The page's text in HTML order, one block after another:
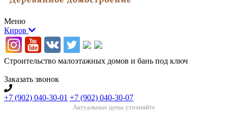
Меню
Киров
Строительство малоэтажных домов и бань под ключ
Заказать звонок
+7 (902) 040-30-01 +7 (902) 040-30-07
Актуальные цены уточняйте